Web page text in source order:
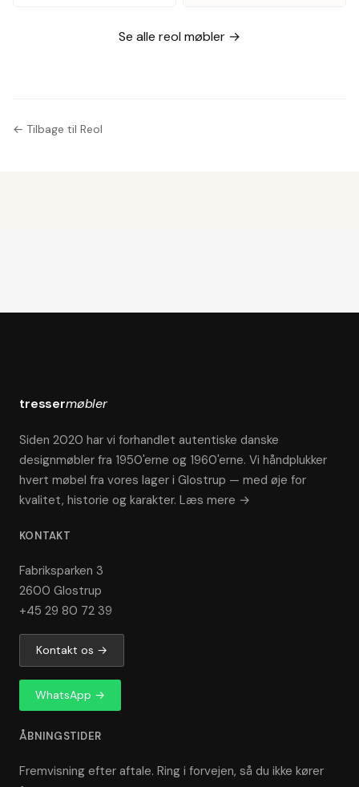
Se alle reol møbler →
← Tilbage til Reol
tressermøbler
Siden 2020 har vi forhandlet autentiske danske
designmøbler fra 1950'erne og 1960'erne. Vi håndplukker
hvert møbel fra vores lager i Glostrup — med øje for
kvalitet, historie og karakter. Læs mere →
KONTAKT
Fabriksparken 3
2600 Glostrup
+45 29 80 72 39
Kontakt os →
WhatsApp →
ÅBNINGSTIDER
Fremvisning efter aftale. Ring i forvejen, så du ikke kører